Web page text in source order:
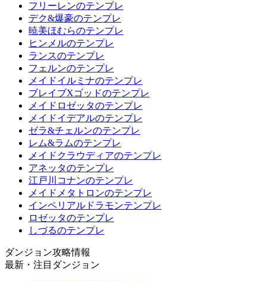
フリーレンのテンプレ
デク&爆豪のテンプレ
暁美ほむらのテンプレ
ヒンメルのテンプレ
ランスのテンプレ
フェルンのテンプレ
メイドイルミナのテンプレ
ブレイブXゴッドのテンプレ
メイドロゼッタのテンプレ
メイドイデアルのテンプレ
ゼラ&チェルンのテンプレ
レム&ラムのテンプレ
メイドクラウディアのテンプレ
アネッタのテンプレ
江戸川コナンのテンプレ
メイドメタトロンのテンプレ
インペリアルドラモンテンプレ
ロゼッタのテンプレ
しづるのテンプレ
ダンジョン攻略情報
最新・注目ダンジョン